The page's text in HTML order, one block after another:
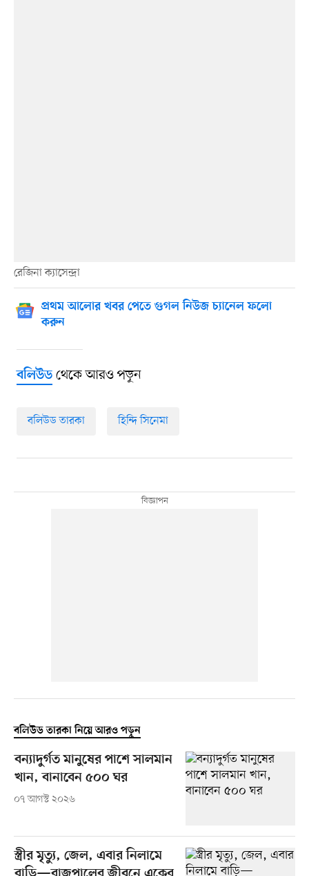
রেজিনা ক্যাসেন্দ্রা
প্রথম আলোর খবর পেতে গুগল নিউজ চ্যানেল ফলো
করুন
বলিউডথেকে আরও পড়ুন
বলিউড তারকা হিন্দি সিনেমা
বলিউড তারকা নিয়ে আরও পড়ুন
বন্যাদুর্গত মানুষের পাশে সালমান
খান, বানাবেন ৫০০ ঘর
০৭ আগস্ট ২০২৬
স্ত্রীর মৃত্যু, জেল, এবার নিলামে